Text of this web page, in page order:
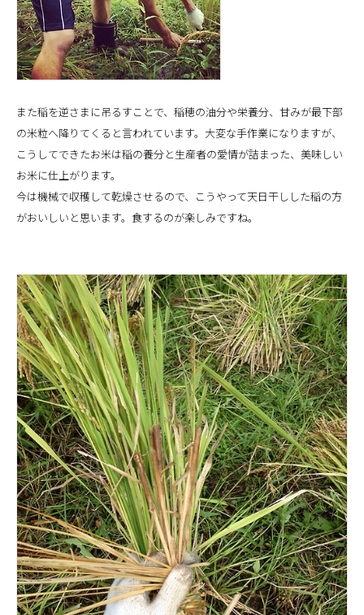
また稲を逆さまに吊るすことで、稲穂の油分や栄養分、甘みが最下部
の米粒へ降りてくると言われています。大変な手作業になりますが、
こうしてできたお米は稲の養分と生産者の愛情が詰まった、美味しい
お米に仕上がります。
今は機械で収穫して乾燥させるので、こうやって天日干しした稲の方
がおいしいと思います。食するのが楽しみですね。